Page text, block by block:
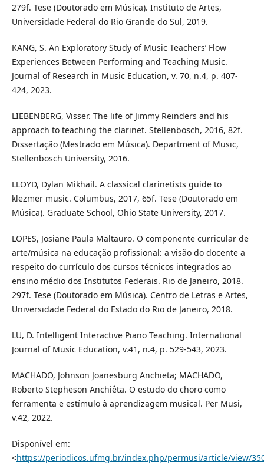
279f. Tese (Doutorado em Música). Instituto de Artes,
Universidade Federal do Rio Grande do Sul, 2019.
KANG, S. An Exploratory Study of Music Teachers’ Flow
Experiences Between Performing and Teaching Music.
Journal of Research in Music Education, v. 70, n.4, p. 407-
424, 2023.
LIEBENBERG, Visser. The life of Jimmy Reinders and his
approach to teaching the clarinet. Stellenbosch, 2016, 82f.
Dissertação (Mestrado em Música). Department of Music,
Stellenbosch University, 2016.
LLOYD, Dylan Mikhail. A classical clarinetists guide to
klezmer music. Columbus, 2017, 65f. Tese (Doutorado em
Música). Graduate School, Ohio State University, 2017.
LOPES, Josiane Paula Maltauro. O componente curricular de
arte/música na educação profissional: a visão do docente a
respeito do currículo dos cursos técnicos integrados ao
ensino médio dos Institutos Federais. Rio de Janeiro, 2018.
297f. Tese (Doutorado em Música). Centro de Letras e Artes,
Universidade Federal do Estado do Rio de Janeiro, 2018.
LU, D. Intelligent Interactive Piano Teaching. International
Journal of Music Education, v.41, n.4, p. 529-543, 2023.
MACHADO, Johnson Joanesburg Anchieta; MACHADO,
Roberto Stepheson Anchiêta. O estudo do choro como
ferramenta e estímulo à aprendizagem musical. Per Musi,
v.42, 2022.
Disponível em:
<https://periodicos.ufmg.br/index.php/permusi/article/view/